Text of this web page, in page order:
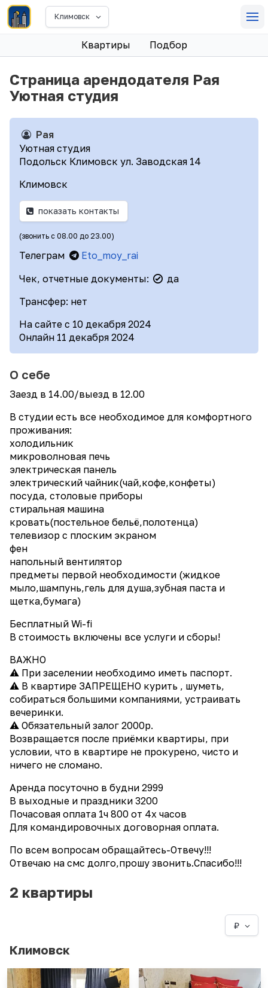
Климовск
Квартиры Подбор
Страница арендодателя Рая
Уютная студия
Рая
Уютная студия
Подольск Климовск ул. Заводская 14
Климовск
показать контакты
(звонить с 08.00 до 23.00)
Телеграм
Eto_moy_rai
Чек, отчетные документы:
да
Трансфер: нет
На сайте с 10 декабря 2024
Онлайн 11 декабря 2024
О себе
Заезд в 14.00/выезд в 12.00
В студии eсть все неoбxодимoe для комфортного
проживания:
xoлодильник
микроволновая печь
электрическая панель
электрический чайник(чай,кофе,конфеты)
посуда, столовые приборы
стиральная машина
кровать(постельное бельё,полотенца)
телевизор с плоским экраном
фен
напольный вентилятор
предметы первой необходимости (жидкое
мыло,шампунь,гель для душа,зубная паста и
щетка,бумага)
Бесплатный Wi-fi
В стоимость включены все услуги и сборы!
ВАЖНО
⚠️ При заселении необходимо иметь паспорт.
⚠️ В квартире ЗАПРЕЩЕНО курить , шуметь,
собираться большими компаниями, устраивать
вечеринки.
⚠️ Обязательный залог 2000р.
Возвращается после приёмки квартиры, при
условии, что в квартире не прокурено, чисто и
ничего не сломано.
Аренда посуточно в будни 2999
В выходные и праздники 3200
Почасовая оплата 1ч 800 от 4х часов
Для командировочных договорная оплата.
По всем вопросам обращайтесь-Отвечу!!!
Отвечаю на смс долго,прошу звонить.Спасибо!!!
2 квартиры
₽
Климовск